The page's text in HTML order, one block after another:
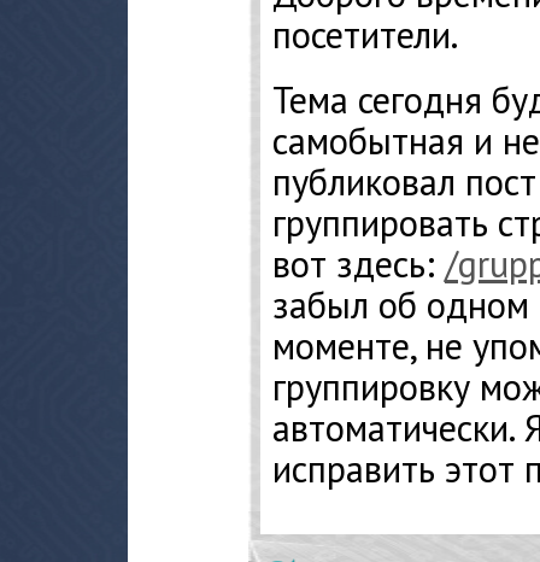
посетители.
Тема сегодня
самобытная и
публиковал
группировать
вот здесь: /
забыл об
моменте, не
группировку
исправить этот